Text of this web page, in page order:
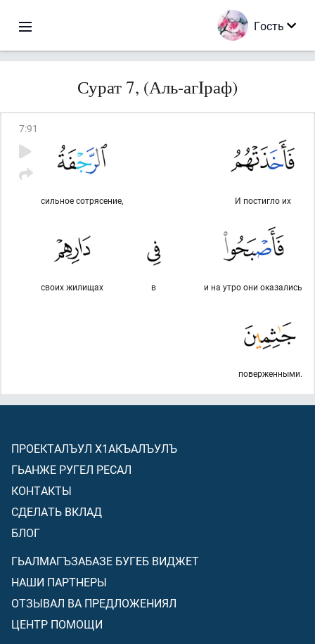
Гость
Сурат 7, (Аль-агIраф)
7:91
И постигло их
сильное сотрясение,
и на утро они оказались
в
своих жилищах
поверженными.
ПРОЕКТАЛЪУЛ Х1АКЪАЛЪУЛЪ
ГЬАНЖЕ РУГЕЛ РЕСАЛ
КОНТАКТЫ
СДЕЛАТЬ ВКЛАД
БЛОГ
ГЬАЛМАГЪЗАБАЗЕ БУГЕБ ВИДЖЕТ
НАШИ ПАРТНЕРЫ
ОТЗЫВАЛ ВА ПРЕДЛОЖЕНИЯЛ
ЦЕНТР ПОМОЩИ